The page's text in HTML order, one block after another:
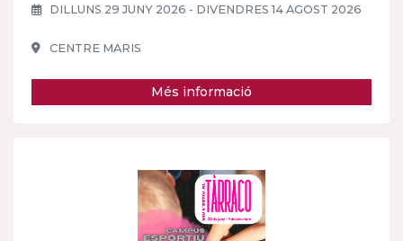
DILLUNS 29 JUNY 2026 - DIVENDRES 14 AGOST 2026
CENTRE MARIS
Més informació